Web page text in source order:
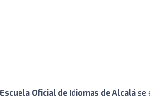
Escuela Oficial de Idiomas de Alcaláse